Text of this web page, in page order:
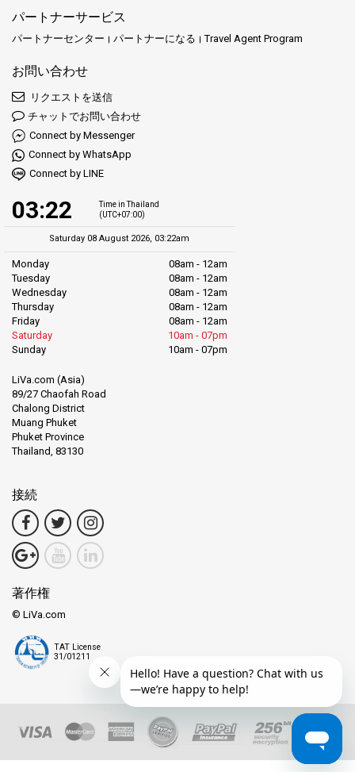
パートナーサービス
パートナーセンター パートナーになる Travel Agent Program
お問い合わせ
リクエストを送信
チャットでお問い合わせ
Connect by Messenger
Connect by WhatsApp
Connect by LINE
03:22
Time in Thailand
(UTC+07:00)
Saturday 08 August 2026, 03:22am
Monday
08am - 12am
Tuesday
08am - 12am
Wednesday
08am - 12am
Thursday
08am - 12am
Friday
08am - 12am
Saturday
10am - 07pm
Sunday
10am - 07pm
LiVa.com (Asia)
89/27 Chaofah Road
Chalong District
Muang Phuket
Phuket Province
Thailand, 83130
接続
著作権
© LiVa.com
TAT License
31/01211